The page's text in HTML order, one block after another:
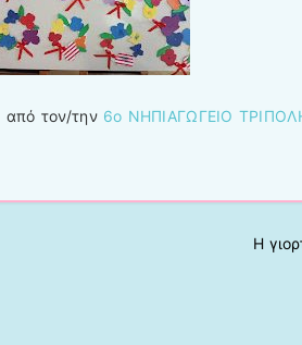
από τον/την 6ο ΝΗΠΙΑΓΩΓΕΙΟ
Η